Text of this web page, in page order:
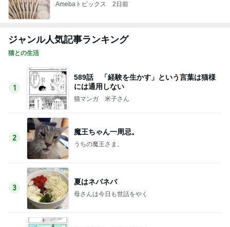
Amebaトピックス 2日前
ジャンル人気記事ランキング
猫との生活
1
589話 「経験を生かす」という言葉は猫様
には通用しない
猫マンガ 米子さん
2
魔王ちゃん一周忌。
うちの魔王さま。
3
夏はネバネバ
母さんは今日も世話をやく